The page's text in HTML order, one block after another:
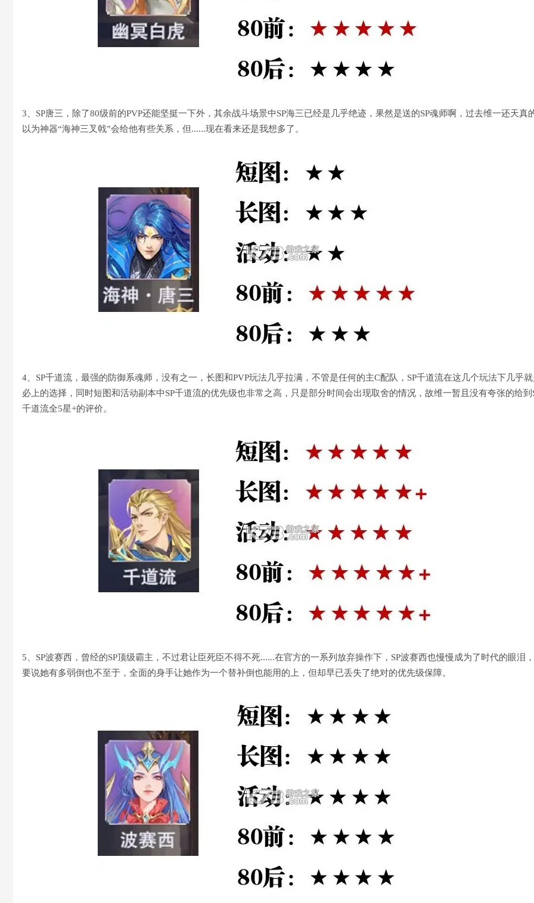
3、SP唐三，除了80级前的PVP还能坚挺一下外，其余战斗场景中SP海三已经是几乎绝迹，果然是送的SP魂师啊，过去维一还天真
以为神器“海神三叉戟”会给他有些关系，但......现在看来还是我想多了。
4、SP千道流，最强的防御系魂师，没有之一，长图和PVP玩法几乎拉满，不管是任何的主C配队，SP千道流在这几个玩法下几乎
必上的选择，同时短图和活动副本中SP千道流的优先级也非常之高，只是部分时间会出现取舍的情况，故维一暂且没有夸张的给到
千道流全5星+的评价。
5、SP波赛西，曾经的SP顶级霸主，不过君让臣死臣不得不死......在官方的一系列放弃操作下，SP波赛西也慢慢成为了时代的眼泪
要说她有多弱倒也不至于，全面的身手让她作为一个替补倒也能用的上，但却早已丢失了绝对的优先级保障。